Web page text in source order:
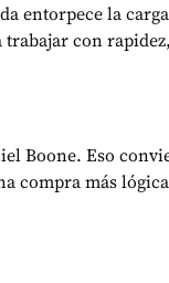
entorpece la
con
Boone. Eso
compra más